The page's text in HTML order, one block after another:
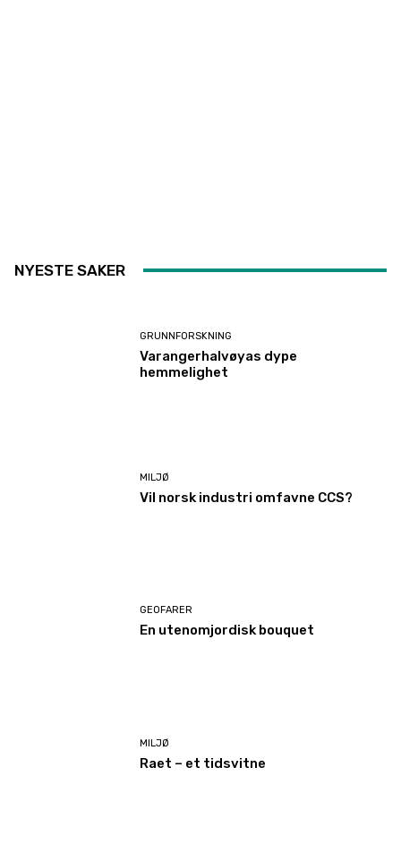
NYESTE SAKER
GRUNNFORSKNING
Varangerhalvøyas dype
hemmelighet
MILJØ
Vil norsk industri omfavne CCS?
GEOFARER
En utenomjordisk bouquet
MILJØ
Raet – et tidsvitne